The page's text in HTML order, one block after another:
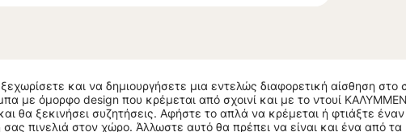
και να δημιουργήσετε μια εντελώς διαφορετική αίσθηση στο
με όμορφο design που κρέμεται από σχοινί και με το ντουί
θα ξεκινήσει συζητήσεις. Αφήστε το απλά να κρέμεται ή φτιάξτε
πινελιά στον χώρο. Άλλωστε αυτό θα πρέπει να είναι και ένα από